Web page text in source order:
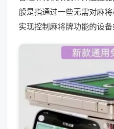
般是指通过一些无需对麻
实现控制麻将牌功能的设备